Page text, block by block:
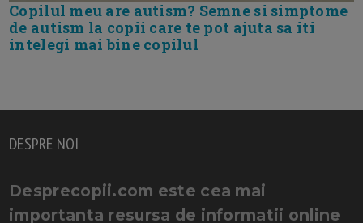
Copilul meu are autism? Semne si simptome
de autism la copii care te pot ajuta sa iti
intelegi mai bine copilul
DESPRE NOI
Desprecopii.com este cea mai
importanta resursa de informatii online